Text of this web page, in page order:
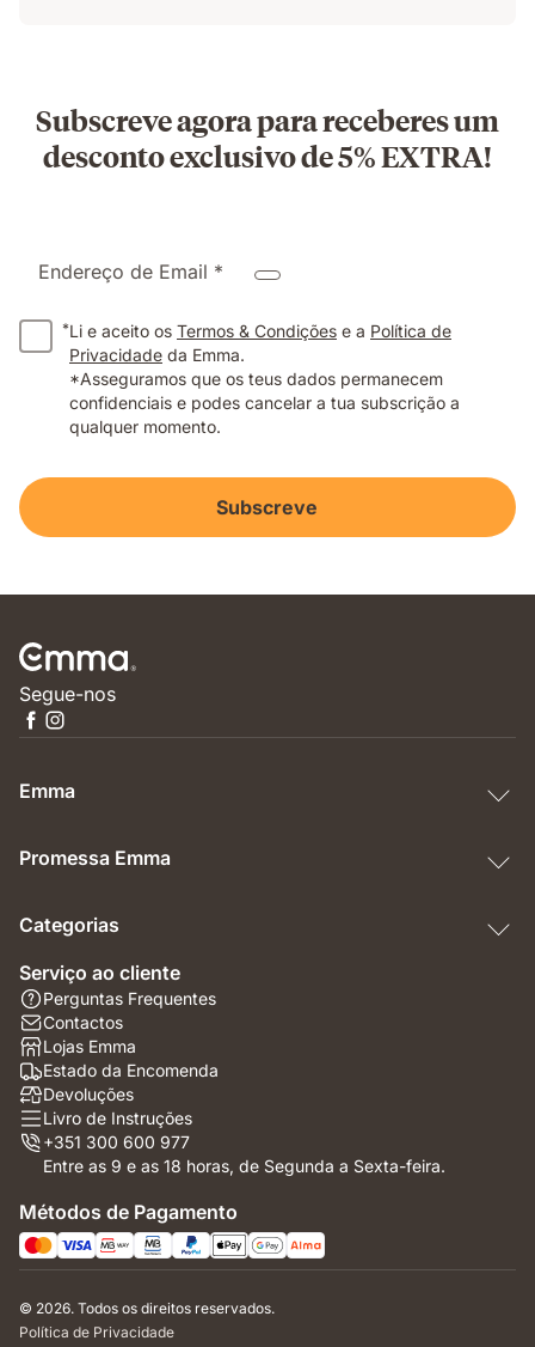
Subscreve agora para receberes um
desconto exclusivo de 5% EXTRA!
Endereço de Email *
*Li e aceito os Termos & Condições e a Política de
Privacidade da Emma.
*Asseguramos que os teus dados permanecem
confidenciais e podes cancelar a tua subscrição a
qualquer momento.
Subscreve
Segue-nos
Emma
Promessa Emma
Categorias
Serviço ao cliente
Perguntas Frequentes
Contactos
Lojas Emma
Estado da Encomenda
Devoluções
Livro de Instruções
+351 300 600 977
Entre as 9 e as 18 horas, de Segunda a Sexta-feira.
Métodos de Pagamento
© 2026. Todos os direitos reservados.
Política de Privacidade